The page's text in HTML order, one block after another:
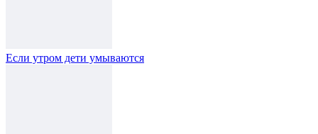
Если утром дети умываются